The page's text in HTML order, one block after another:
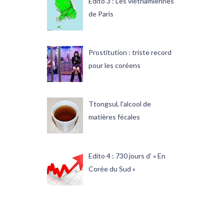
de Paris
Prostitution : triste record
pour les coréens
Ttongsul, l'alcool de
matières fécales
Edito 4 : 730 jours d’ « En
Corée du Sud »